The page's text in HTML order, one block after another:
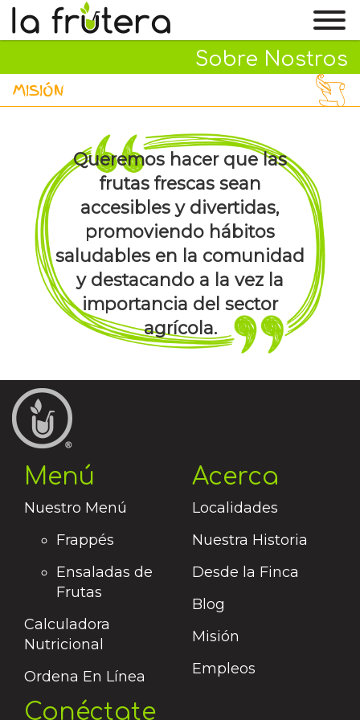
Sobre Nostros
MISIÓN
Queremos hacer que las
frutas frescas sean
accesibles y divertidas,
promoviendo hábitos
saludables en la comunidad
y destacando a la vez la
importancia del sector
agrícola.
Menú
Nuestro Menú
Frappés
Ensaladas de
Frutas
Calculadora
Nutricional
Ordena En Línea
Acerca
Localidades
Nuestra Historia
Desde la Finca
Blog
Misión
Empleos
Conéctate